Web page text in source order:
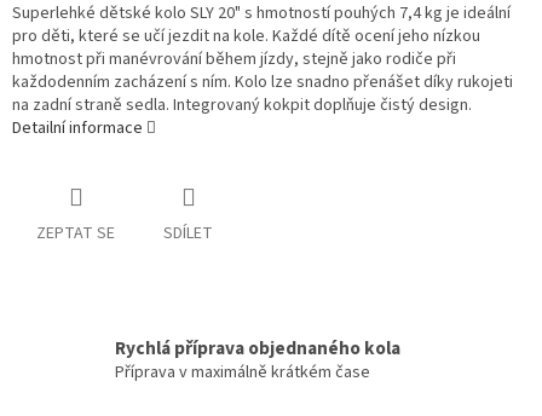
Superlehké dětské kolo SLY 20" s hmotností pouhých 7,4 kg je ideální
pro děti, které se učí jezdit na kole. Každé dítě ocení jeho nízkou
hmotnost při manévrování během jízdy, stejně jako rodiče při
každodenním zacházení s ním. Kolo lze snadno přenášet díky rukojeti
na zadní straně sedla. Integrovaný kokpit doplňuje čistý design.
Detailní informace
ZEPTAT SE SDÍLET
Rychlá příprava objednaného kola
Příprava v maximálně krátkém čase